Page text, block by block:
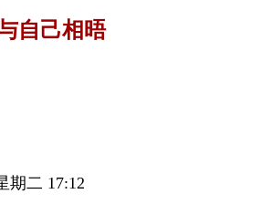
自己相晤
期二 17:12